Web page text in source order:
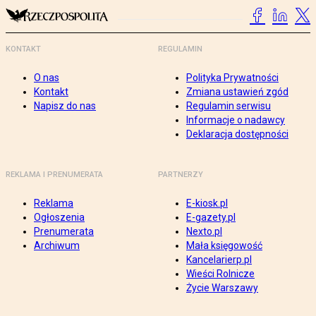
KONTAKT
O nas
Kontakt
Napisz do nas
REGULAMIN
Polityka Prywatności
Zmiana ustawień zgód
Regulamin serwisu
Informacje o nadawcy
Deklaracja dostępności
REKLAMA I PRENUMERATA
Reklama
Ogłoszenia
Prenumerata
Archiwum
PARTNERZY
E-kiosk.pl
E-gazety.pl
Nexto.pl
Mała księgowość
Kancelarierp.pl
Wieści Rolnicze
Życie Warszawy